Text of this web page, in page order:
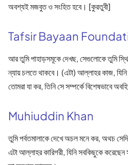
অবশ্যই মজবুত ও সংহিত হবে। [কুরতুবী]
Tafsir Bayaan
আর তুমি পাহাড়সমূকে দেখছ, সেগুলোকে তুমি
ন্যায় চলতে থাকবে। (এটা) আল্লাহর কাজ,
তোমরা যা কর, তিনি সে সম্পর্কে বিশেষভাবে
Muhiuddin Khan
তুমি পর্বতমালাকে দেখে অচল মনে কর, অথচ
এটা আল্লাহর কারিগরী, যিনি সবকিছুকে